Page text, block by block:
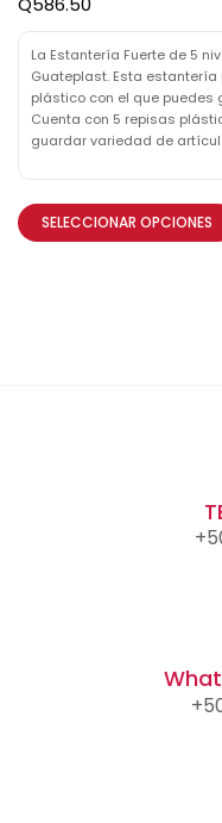
La Estantería Fuerte de 5
Guateplast. Esta
plástico con el que puedes
Cuenta con 5 repisas
guardar variedad de
SELECCIONAR OPCIONES